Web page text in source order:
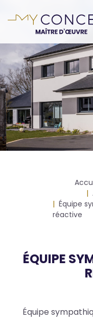
au
principal
Équipe
réactive
ÉQUIPE
Body
Équipe